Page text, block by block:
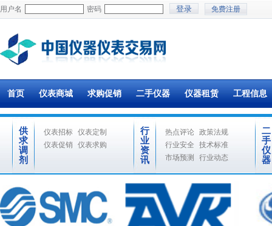
用户名 密码 免费注册
首页 仪表商城 求购促销 二手仪器 仪器租赁 工程信息
供
求
调
剂
仪表招标 仪表定制
仪表促销
仪表求购
行
业
资
讯
热点评论 政策法规
行业安全
技术标准
市场预测
行业动态
二
手
仪
器